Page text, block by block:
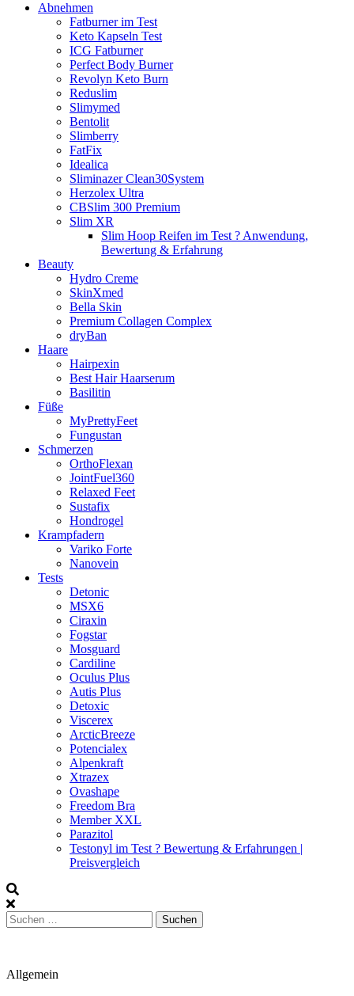
Abnehmen
Fatburner im Test
Keto Kapseln Test
ICG Fatburner
Perfect Body Burner
Revolyn Keto Burn
Reduslim
Slimymed
Bentolit
Slimberry
FatFix
Idealica
Sliminazer Clean30System
Herzolex Ultra
CBSlim 300 Premium
Slim XR
Slim Hoop Reifen im Test ? Anwendung,
Bewertung & Erfahrung
Beauty
Hydro Creme
SkinXmed
Bella Skin
Premium Collagen Complex
dryBan
Haare
Hairpexin
Best Hair Haarserum
Basilitin
Füße
MyPrettyFeet
Fungustan
Schmerzen
OrthoFlexan
JointFuel360
Relaxed Feet
Sustafix
Hondrogel
Krampfadern
Variko Forte
Nanovein
Tests
Detonic
MSX6
Ciraxin
Fogstar
Mosguard
Cardiline
Oculus Plus
Autis Plus
Detoxic
Viscerex
ArcticBreeze
Potencialex
Alpenkraft
Xtrazex
Ovashape
Freedom Bra
Member XXL
Parazitol
Testonyl im Test ? Bewertung & Erfahrungen |
Preisvergleich
Suchen
nach:
Allgemein